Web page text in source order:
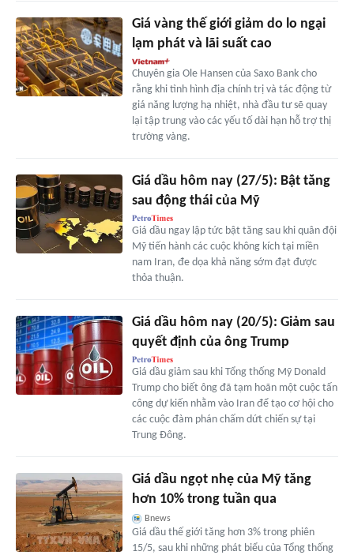
Giá vàng thế giới giảm do lo ngại
lạm phát và lãi suất cao
Chuyên gia Ole Hansen của Saxo Bank cho
rằng khi tình hình địa chính trị và tác động từ
giá năng lượng hạ nhiệt, nhà đầu tư sẽ quay
lại tập trung vào các yếu tố dài hạn hỗ trợ thị
trường vàng.
Giá dầu hôm nay (27/5): Bật tăng
sau động thái của Mỹ
Giá dầu ngay lập tức bật tăng sau khi quân đội
Mỹ tiến hành các cuộc không kích tại miền
nam Iran, đe dọa khả năng sớm đạt được
thỏa thuận.
Giá dầu hôm nay (20/5): Giảm sau
quyết định của ông Trump
Giá dầu giảm sau khi Tổng thống Mỹ Donald
Trump cho biết ông đã tạm hoãn một cuộc tấn
công dự kiến nhằm vào Iran để tạo cơ hội cho
các cuộc đàm phán chấm dứt chiến sự tại
Trung Đông.
Giá dầu ngọt nhẹ của Mỹ tăng
hơn 10% trong tuần qua
Bnews
Giá dầu thế giới tăng hơn 3% trong phiên
15/5, sau khi những phát biểu của Tổng thống